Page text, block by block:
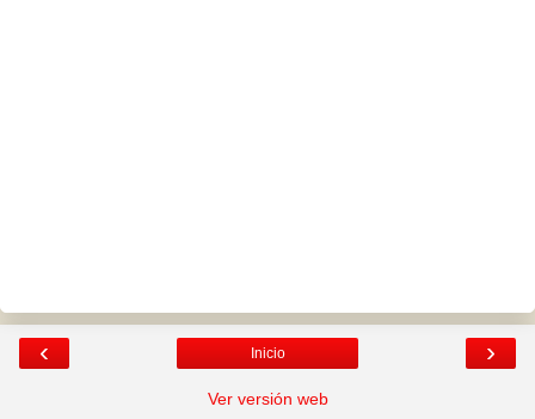
‹ ›
Inicio
Ver versión web